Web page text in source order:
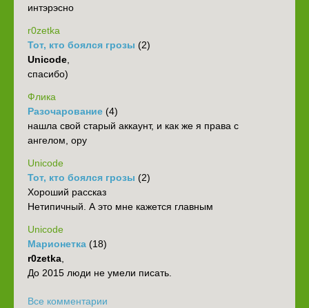
интэрэсно
r0zetka
Тот, кто боялся грозы (2)
Unicode,
спасибо)
Флика
Разочарование (4)
нашла свой старый аккаунт, и как же я права с
ангелом, ору
Unicode
Тот, кто боялся грозы (2)
Хороший рассказ
Нетипичный. А это мне кажется главным
Unicode
Марионетка (18)
r0zetka,
До 2015 люди не умели писать.
Все комментарии